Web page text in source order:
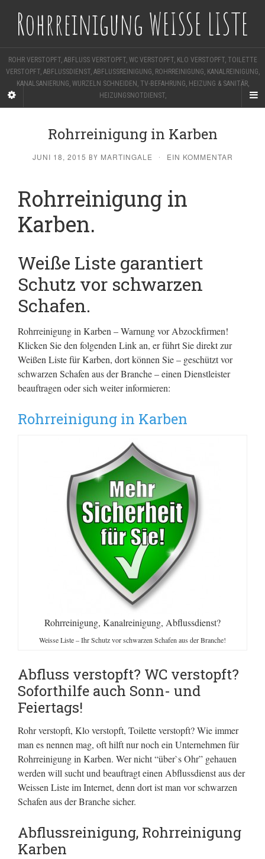
Rohrreinigung WEISSE LISTE
ROHR VERSTOPFT, ABFLUSS VERSTOPFT, WC VERSTOPFT, KLO VERSTOPFT, TOILETTE
VERSTOPFT, ABFLUSSDIENST, ABFLUSSREINIGUNG, ROHRREINIGUNG, KANALREINIGUNG,
KANALSANIERUNG, WURZELN SCHNEIDEN, TV-BEFAHRUNG, HEIZUNG & SANITÄR,
HEIZUNGSNOTDIENST,
Rohrreinigung in Karben
JUNI 18, 2015 BY MARTINGALE · EIN KOMMENTAR
Rohrreinigung in
Karben.
Weiße Liste garantiert
Schutz vor schwarzen
Schafen.
Rohrreinigung in Karben – Warnung vor Abzockfirmen!
Klicken Sie den folgenden Link an, er führt Sie direkt zur
Weißen Liste für Karben, dort können Sie – geschützt vor
schwarzen Schafen aus der Branche – einen Dienstleister
beauftragen oder sich weiter informieren:
Rohrreinigung in Karben
Rohrreinigung, Kanalreinigung, Abflussdienst?
Weisse Liste – Ihr Schutz vor schwarzen Schafen aus der Branche!
Abfluss verstopft? WC verstopft?
Soforthilfe auch Sonn- und
Feiertags!
Rohr verstopft, Klo verstopft, Toilette verstopft? Wie immer
man es nennen mag, oft hilft nur noch ein Unternehmen für
Rohrreinigung in Karben. Wer nicht “über`s Ohr” gehauen
werden will sucht und beauftragt einen Abflussdienst aus der
Weissen Liste im Internet, denn dort ist man vor schwarzen
Schafen aus der Branche sicher.
Abflussreinigung, Rohrreinigung
Karben